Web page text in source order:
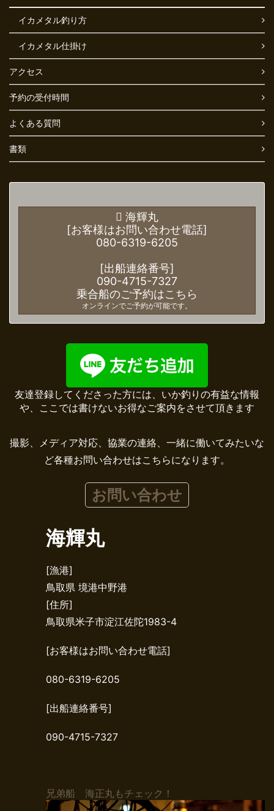
イカメタル釣り方
イカメタル仕掛け
アクセス
予約の受付時間
よくある質問
書類
海輝丸
[お客様はお問い合わせ電話]
080-6319-6205
[出船連絡番号]
090-4715-7327
乗合船のご予約はこちら
オンラインでご予約が可能です。
友達登録してくださった方には、いか釣りの有益な情報
や、ここでは書けないお得なご案内をさせて頂きます
撮影、メディア対応、協業の連絡、一緒に働いてみたいな
ど各種お問い合わせはこちらになります。
お問い合わせ
海輝丸
[漁港]
鳥取県 境港中野港
[住所]
鳥取県米子市淀江佐陀1983-4
[お客様はお問い合わせ電話]
080-6319-6205
[出船連絡番号]
090-4715-7327
兄弟船 海正丸もチェック！